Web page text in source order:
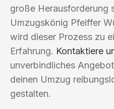
große Herausforderung
Umzugskönig Pfeiffer
wird dieser Prozess zu
Erfahrung. Kontaktiere
unverbindliches
deinen Umzug
gestalten.